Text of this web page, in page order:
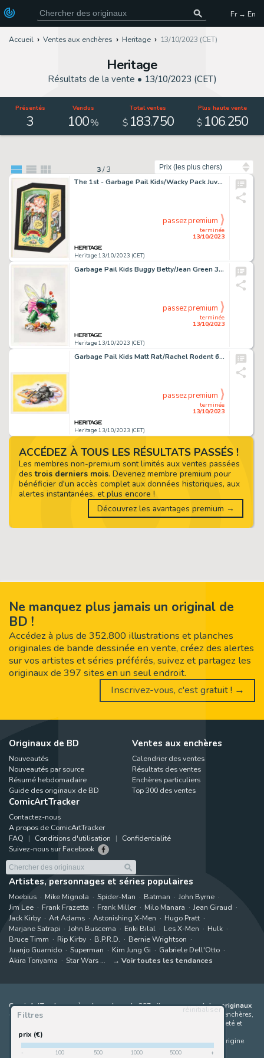
Fr → En
Accueil Ventes aux enchères Heritage 13/10/2023 (CET)
Heritage
Résultats de la vente • 13/10/2023 (CET)
Présentés
3
Vendus
100%
Total ventes
$ 183.750
Plus haute vente
$ 106.250
Filtres
réinitialiser
prix (€)
- 100 500 1000 5000 +
3/3
The 1st - Garbage Pail Kids/Wacky Pack Juvenile Doll-inquent Unpublished Illustration Original Art (Topps, 1985). ...
Heritage 13/10/2023 (CET)
terminée
13/10/2023
passez premium
Garbage Pail Kids Buggy Betty/Jean Green 39 a/b Series 1 Illustration Original Art (Topps, 1985)....
Heritage 13/10/2023 (CET)
terminée
13/10/2023
passez premium
Garbage Pail Kids Matt Rat/Rachel Rodent 66 a/b Series 2 Illustration Original Art (Topps, 1985)....
Heritage 13/10/2023 (CET)
terminée
13/10/2023
passez premium
ACCÉDEZ À TOUS LES RÉSULTATS PASSÉS !
Les membres non-premium sont limités aux ventes passées
destrois derniers mois. Devenez membre premium pour
bénéficier d'un accès complet aux données historiques, aux
alertes instantanées, et plus encore !
Découvrez les avantages premium →
Ne manquez plus jamais un original de
BD !
Accédez à plus de 352.800 illustrations et planches
originales de bande dessinée en vente, créez des alertes
sur vos artistes et séries préférés, suivez et partagez les
originaux de 397 sites en un seul endroit.
Inscrivez-vous, c'est gratuit ! →
Originaux de BD
Nouveautés
Nouveautés par source
Résumé hebdomadaire
Guide des originaux de BD
Ventes aux enchères
Calendrier des ventes
Résultats des ventes
Enchères particuliers
Top 300 des ventes
ComicArtTracker
Contactez-nous
A propos de ComicArtTracker
FAQ
Conditions d'utilisation
Confidentialité
Suivez-nous sur Facebook
Artistes, personnages et séries populaires
Moebius Mike Mignola Spider-Man Batman
John Byrne
Jim Lee
Frank Frazetta Frank Miller Milo Manara
Jean Giraud
Jack Kirby
Art Adams Astonishing X-Men
Hugo Pratt
Marjane Satrapi
John Buscema Enki Bilal Les X-Men
Hulk
Bruce Timm
Rip Kirby B.P.R.D.
Bernie Wrightson
Juanjo Guarnido
Superman Kim Jung Gi
Gabriele Dell'Otto
Akira Toriyama
Star Wars Voir toutes les tendances
ComicArtTracker agrège le contenu de 397 sites proposant des originaux
de bandes dessinées à la vente
(galeries, maisons de ventes aux enchères,
places de marché et sites d'artistes). Aucun produit ne peut être acheté et
aucune enchère ne peut être effectuée directement sur le site de
ComicArtTracker. En cas de différence entre les contenus, le site d'origine
prévaut toujours. Certains liens sur ComicArtTracker sont des liens